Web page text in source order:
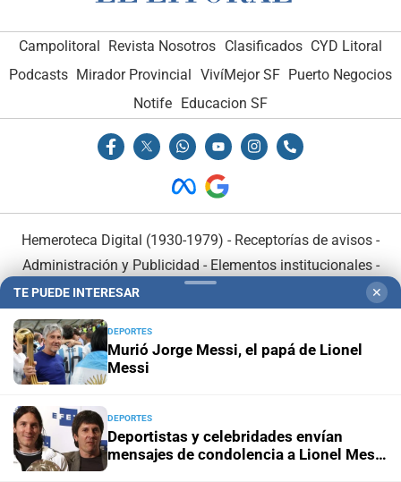
Campolitoral Revista Nosotros Clasificados CYD Litoral
Podcasts Mirador Provincial VivíMejor SF Puerto Negocios
Notife Educacion SF
Hemeroteca Digital (1930-1979) - Receptorías de avisos -
Administración y Publicidad - Elementos institucionales-
Opcionales con El Litoral
El Litoral es miembro de:
En Asociación con:
TE PUEDE INTERESAR ✕
DEPORTES
Murió Jorge Messi, el papá de Lionel
Messi
DEPORTES
Deportistas y celebridades envían
mensajes de condolencia a Lionel Messi